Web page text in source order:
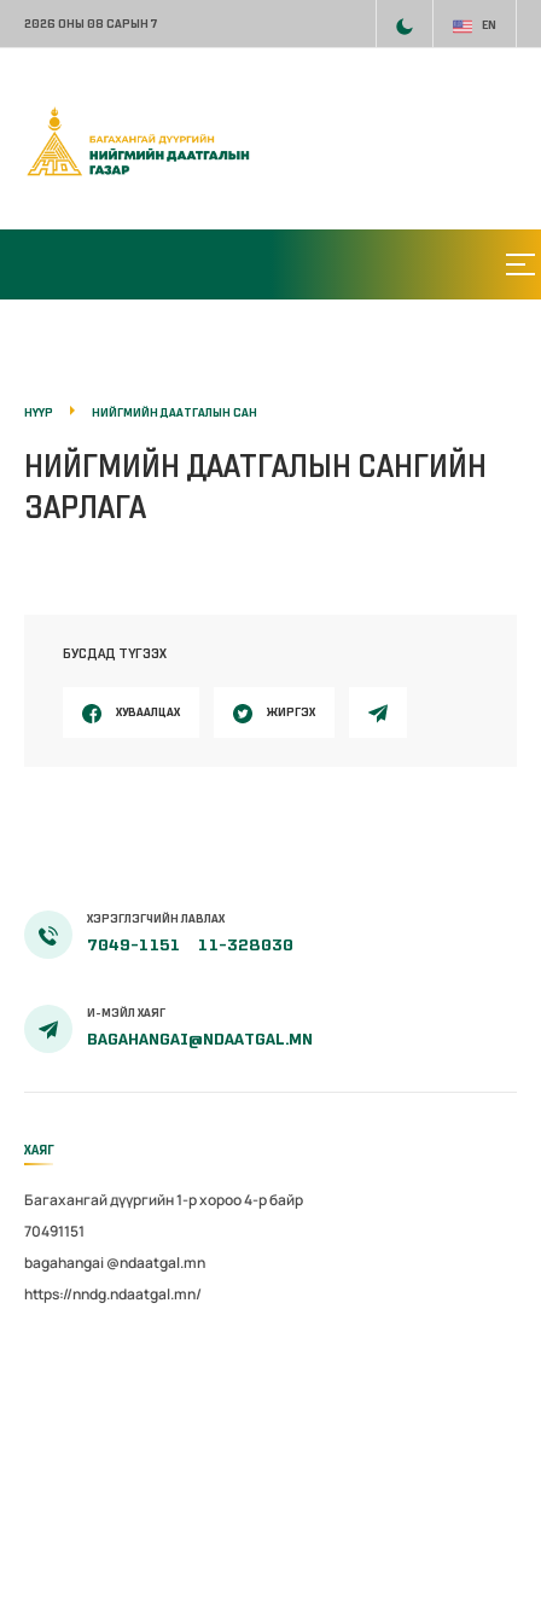
2026 ОНЫ 08 САРЫН 7 EN
НҮҮР НИЙГМИЙН ДААТГАЛЫН САН
НИЙГМИЙН ДААТГАЛЫН САНГИЙН
ЗАРЛАГА
БУСДАД ТҮГЭЭХ
ХУВААЛЦАХ ЖИРГЭХ
ХЭРЭГЛЭГЧИЙН ЛАВЛАХ
7049-1151 11-328030
И-МЭЙЛ ХАЯГ
BAGAHANGAI@NDAATGAL.MN
ХАЯГ
Багахангай дүүргийн 1-р хороо 4-р байр
70491151
bagahangai @ndaatgal.mn
https://nndg.ndaatgal.mn/